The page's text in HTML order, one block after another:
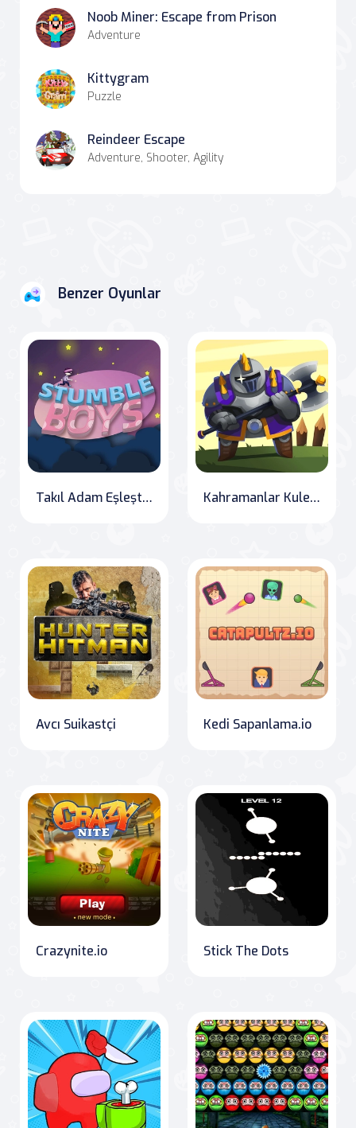
Noob Miner: Escape from Prison
Adventure
Kittygram
Puzzle
Reindeer Escape
Adventure, Shooter, Agility
Benzer Oyunlar
Takıl Adam Eşleştirme Kahramanlar Kuleleri
Avcı Suikastçi Kedi Sapanlama.io
Crazynite.io Stick The Dots